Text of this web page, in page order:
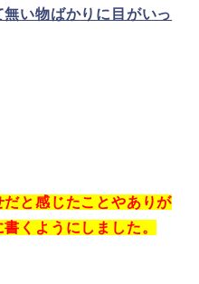
い物ばかりに目がいっ
だと感じたことやありが
くようにしました。